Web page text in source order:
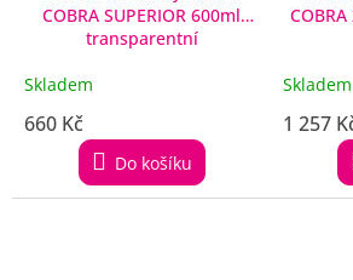
COBRA SUPERIOR 600ml
transparentní
Skladem
660 Kč
Do košíku
Skladem
1 257